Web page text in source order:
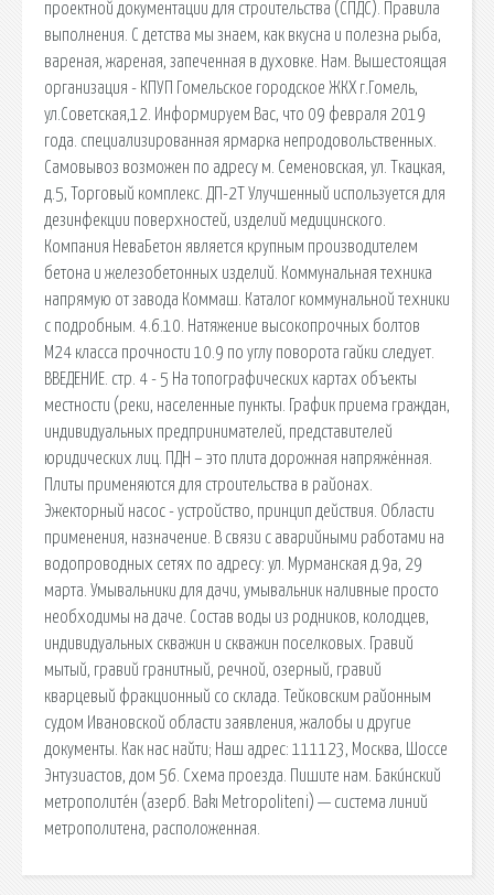
проектной документации для строительства (СПДС). Правила
выполнения. С детства мы знаем, как вкусна и полезна рыба,
вареная, жареная, запеченная в духовке. Нам. Вышестоящая
организация - КПУП Гомельское городское ЖКХ г.Гомель,
ул.Советская,12. Информируем Вас, что 09 февраля 2019
года. специализированная ярмарка непродовольственных.
Самовывоз возможен по адресу м. Семеновская, ул. Ткацкая,
д.5, Торговый комплекс. ДП-2Т Улучшенный используется для
дезинфекции поверхностей, изделий медицинского.
Компания НеваБетон является крупным производителем
бетона и железобетонных изделий. Коммунальная техника
напрямую от завода Коммаш. Каталог коммунальной техники
с подробным. 4.6.10. Натяжение высокопрочных болтов
М24 класса прочности 10.9 по углу поворота гайки следует.
ВВЕДЕНИЕ. стр. 4 - 5 На топографических картах объекты
местности (реки, населенные пункты. График приема граждан,
индивидуальных предпринимателей, представителей
юридических лиц. ПДН – это плита дорожная напряжённая.
Плиты применяются для строительства в районах.
Эжекторный насос - устройство, принцип действия. Области
применения, назначение. В связи с аварийными работами на
водопроводных сетях по адресу: ул. Мурманская д.9а, 29
марта. Умывальники для дачи, умывальник наливные просто
необходимы на даче. Состав воды из родников, колодцев,
индивидуальных скважин и скважин поселковых. Гравий
мытый, гравий гранитный, речной, озерный, гравий
кварцевый фракционный со склада. Тейковским районным
судом Ивановской области заявления, жалобы и другие
документы. Как нас найти; Наш адрес: 111123, Москва, Шоссе
Энтузиастов, дом 56. Схема проезда. Пишите нам. Баки́нский
метрополите́н (азерб. Bakı Metropoliteni) — система линий
метрополитена, расположенная.